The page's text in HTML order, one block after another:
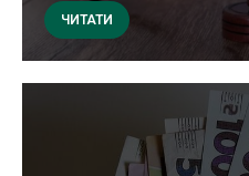
ЧИТАТИ